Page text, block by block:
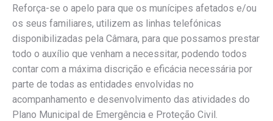
Reforça-se o apelo para que os munícipes afetados e/ou
os seus familiares, utilizem as linhas telefónicas
disponibilizadas pela Câmara, para que possamos prestar
todo o auxílio que venham a necessitar, podendo todos
contar com a máxima discrição e eficácia necessária por
parte de todas as entidades envolvidas no
acompanhamento e desenvolvimento das atividades do
Plano Municipal de Emergência e Proteção Civil.